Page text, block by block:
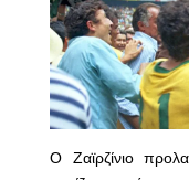
Ο Ζαϊρζίνιο